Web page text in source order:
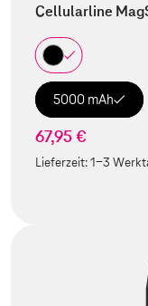
Cellularline
5000 mAh
67,95 €
Lieferzeit:1-3